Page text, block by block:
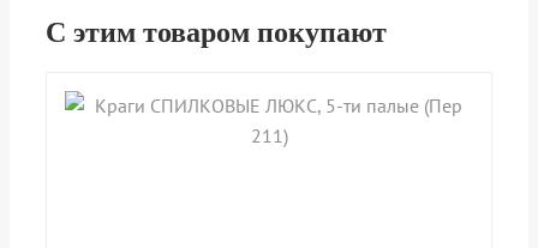
С этим товаром покупают
shopping_cart В КОРЗИНУ
ПОДРОБНЕЕ
shopping_cart В КОРЗИНУ
ПОДРОБНЕЕ
shopping_cart В КОРЗИНУ
ПОДРОБНЕЕ
shopping_cart В КОРЗИНУ
ПОДРОБНЕЕ
shopping_cart В КОРЗИНУ
ПОДРОБНЕЕ
shopping_cart В КОРЗИНУ
ПОДРОБНЕЕ
shopping_cart В КОРЗИНУ
ПОДРОБНЕЕ
shopping_cart В КОРЗИНУ
ПОДРОБНЕЕ